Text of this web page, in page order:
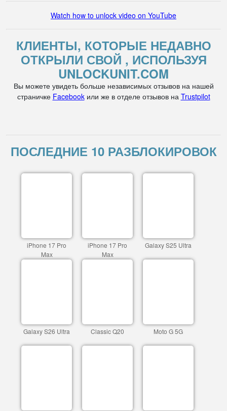
Watch how to unlock video on YouTube
КЛИЕНТЫ, КОТОРЫЕ НЕДАВНО
ОТКРЫЛИ СВОЙ , ИСПОЛЬЗУЯ
UNLOCKUNIT.COM
Вы можете увидеть больше независимых отзывов на нашей
страничке Facebookили же в отделе отзывов на Trustpilot
ПОСЛЕДНИЕ 10 РАЗБЛОКИРОВОК
iPhone 17 Pro
Max
iPhone 17 Pro
Max
Galaxy S25 Ultra
Galaxy S26 Ultra Classic Q20 Moto G 5G